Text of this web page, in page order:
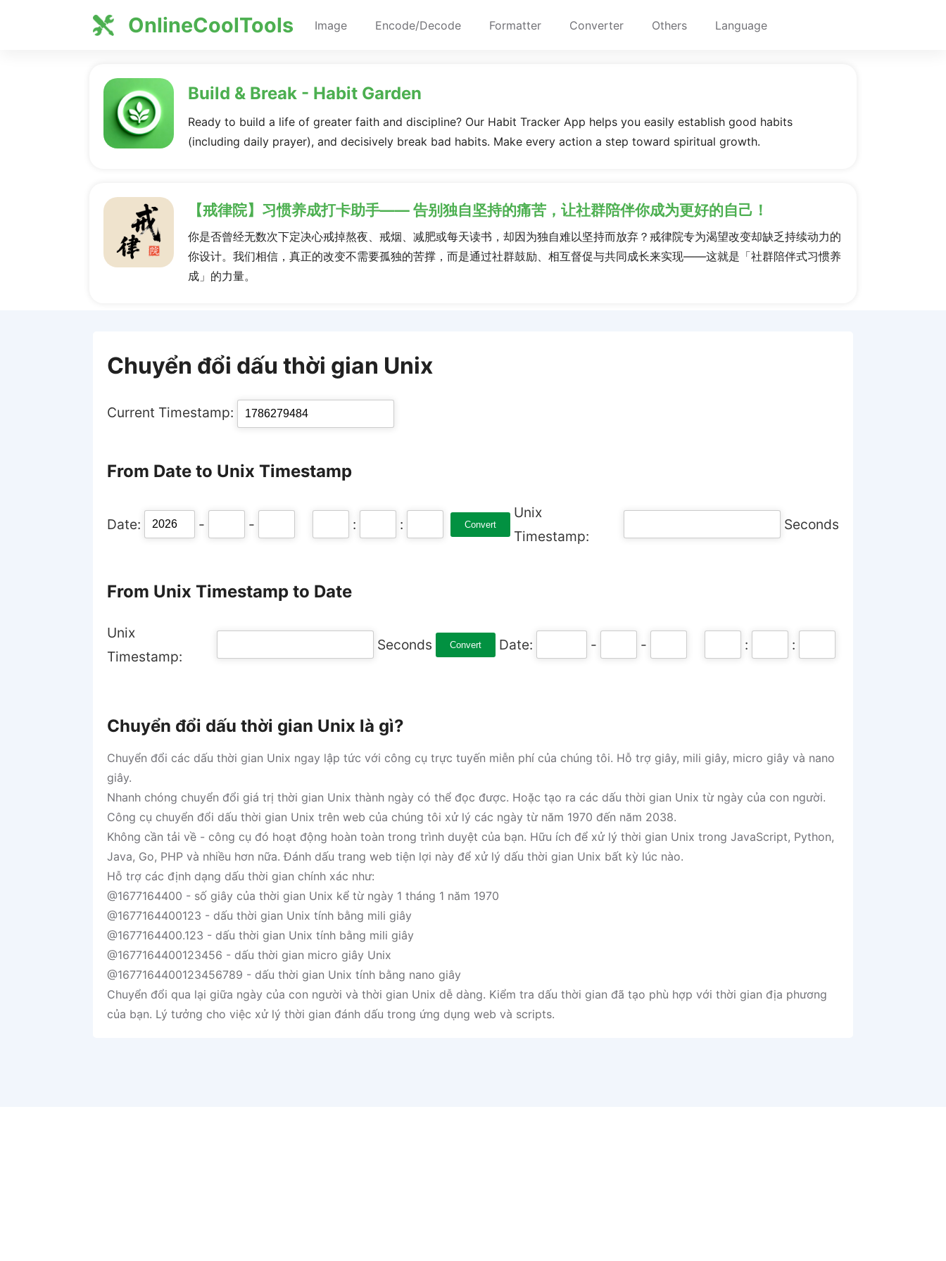
OnlineCoolTools Image Encode/Decode Formatter Converter Others Language
Build & Break - Habit Garden
Ready to build a life of greater faith and discipline? Our Habit Tracker App helps you easily establish good habits
(including daily prayer), and decisively break bad habits. Make every action a step toward spiritual growth.
【戒律院】习惯养成打卡助手—— 告别独自坚持的痛苦，让社群陪伴你成为更好的自己！
你是否曾经无数次下定决心戒掉熬夜、戒烟、减肥或每天读书，却因为独自难以坚持而放弃？戒律院专为渴望改变却缺乏持续动力的
你设计。我们相信，真正的改变不需要孤独的苦撑，而是通过社群鼓励、相互督促与共同成长来实现——这就是「社群陪伴式习惯养
成」的力量。
Chuyển đổi dấu thời gian Unix
Current Timestamp:
From Date to Unix Timestamp
Date: - - : : Convert
Unix
Timestamp:
Seconds
From Unix Timestamp to Date
Unix
Timestamp:
Seconds Convert Date: - - : :
Chuyển đổi dấu thời gian Unix là gì?
Chuyển đổi các dấu thời gian Unix ngay lập tức với công cụ trực tuyến miễn phí của chúng tôi. Hỗ trợ giây, mili giây, micro giây và nano
giây.
Nhanh chóng chuyển đổi giá trị thời gian Unix thành ngày có thể đọc được. Hoặc tạo ra các dấu thời gian Unix từ ngày của con người.
Công cụ chuyển đổi dấu thời gian Unix trên web của chúng tôi xử lý các ngày từ năm 1970 đến năm 2038.
Không cần tải về - công cụ đó hoạt động hoàn toàn trong trình duyệt của bạn. Hữu ích để xử lý thời gian Unix trong JavaScript, Python,
Java, Go, PHP và nhiều hơn nữa. Đánh dấu trang web tiện lợi này để xử lý dấu thời gian Unix bất kỳ lúc nào.
Hỗ trợ các định dạng dấu thời gian chính xác như:
@1677164400 - số giây của thời gian Unix kể từ ngày 1 tháng 1 năm 1970
@1677164400123 - dấu thời gian Unix tính bằng mili giây
@1677164400.123 - dấu thời gian Unix tính bằng mili giây
@1677164400123456 - dấu thời gian micro giây Unix
@1677164400123456789 - dấu thời gian Unix tính bằng nano giây
Chuyển đổi qua lại giữa ngày của con người và thời gian Unix dễ dàng. Kiểm tra dấu thời gian đã tạo phù hợp với thời gian địa phương
của bạn. Lý tưởng cho việc xử lý thời gian đánh dấu trong ứng dụng web và scripts.